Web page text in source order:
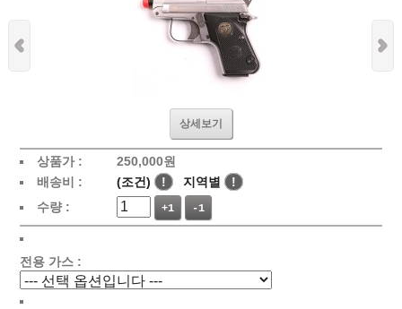
상세보기
상품가 :
250,000원
배송비 :
(조건) ! 지역별
!
수량 :
+1 -1
전용 가스 :